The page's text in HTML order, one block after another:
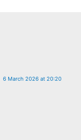
6 March 2026 at 20:20